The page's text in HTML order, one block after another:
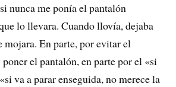
nunca me ponía el pantalón
lo llevara. Cuando llovía, dejaba
mojara. En parte, por evitar el
el pantalón, en parte por el «si
va a parar enseguida, no merece la